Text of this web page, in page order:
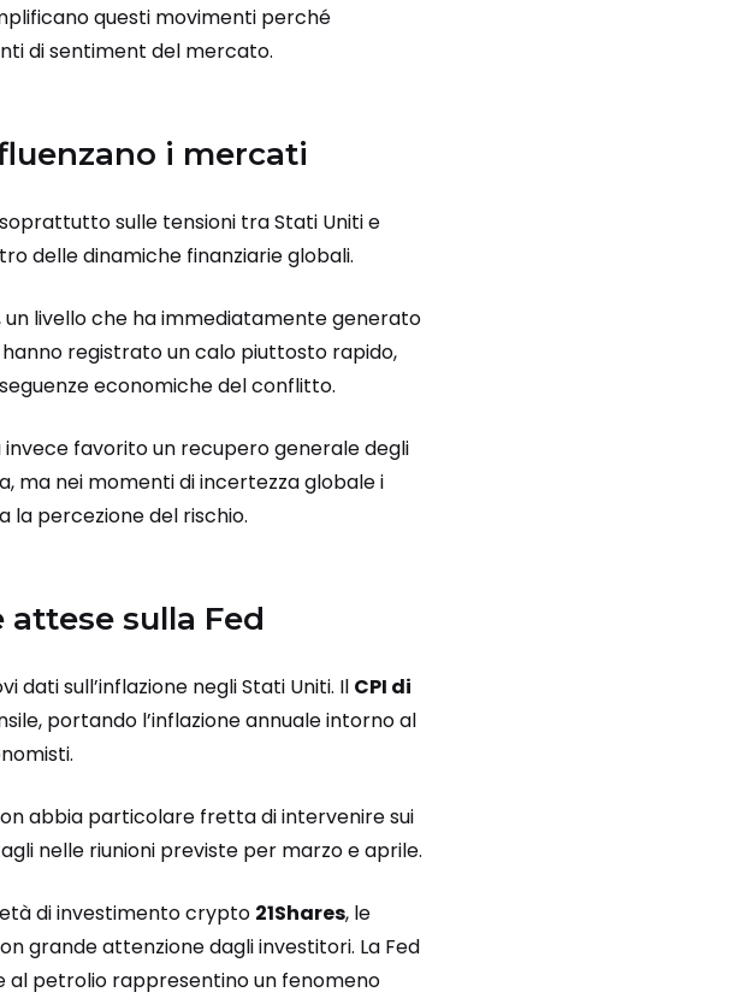
questi movimenti perché
di sentiment del mercato.
i mercati
sulle tensioni tra Stati Uniti e
delle dinamiche finanziarie globali.
un livello che ha immediatamente generato
registrato un calo piuttosto rapido,
economiche del conflitto.
favorito un recupero generale degli
ma nei momenti di incertezza globale i
la percezione del rischio.
sulla Fed
sull’inflazione negli Stati Uniti. Il CPI di
portando l’inflazione annuale intorno al
abbia particolare fretta di intervenire sui
nelle riunioni previste per marzo e aprile.
di investimento crypto 21Shares, le
grande attenzione dagli investitori. La Fed
al petrolio rappresentino un fenomeno